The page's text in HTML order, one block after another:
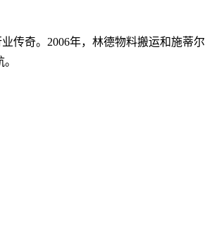
传奇。2006年，林德物料搬运和施蒂尔